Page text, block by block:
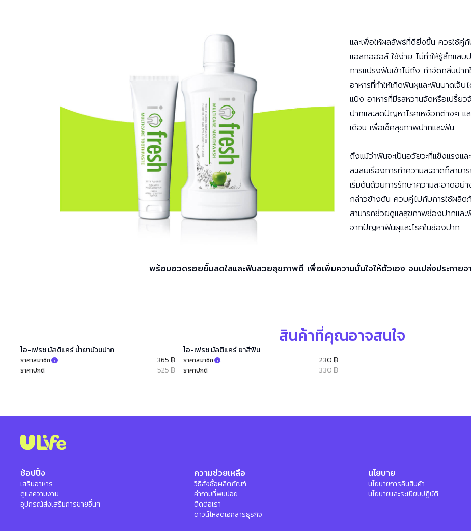
และเพื่อให้ผลลัพธ์ที่ดียิ่งขึ้น ควรใช้คู่
แอลกอฮอล์ ใช้ง่าย ไม่ทำให้รู้สึกแส
การแปรงฟันเข้าไม่ถึง กำจัดกลิ่นปา
อาหารที่ทำให้เกิดฟันผุและฟันบาดเจ็
แป้ง อาหารที่มีรสหวานจัดหรือเปรี้
ปากและลดปัญหาโรคเหงือกต่างๆ แ
เดือน เพื่อเช็คสุขภาพปากและฟัน
ถึงแม้ว่าฟันจะเป็นอวัยวะที่แข็งแรงแ
ละเลยเรื่องการทำความสะอาดก็สา
เริ่มต้นด้วยการรักษาความสะอาดอ
กล่าวข้างต้น ควบคู่ไปกับการใช้ผลิ
สามารถช่วยดูแลสุขภาพช่องปากแล
จากปัญหาฟันผุและโรคในช่องปาก
พร้อมอวดรอยยิ้มสดใสและฟันสวยสุขภาพดี เพื่อเพิ่มความมั่นใจให้ตัวเอง จนเปล่งประกายจ
สินค้าที่คุณอาจสนใจ
ไอ-เฟรช มัลติแคร์ น้ำยาบ้วนปาก
ราคาสมาชิก 365 ฿
ราคาปกติ 525 ฿
ไอ-เฟรช มัลติแคร์ ยาสีฟัน
ราคาสมาชิก 230 ฿
ราคาปกติ 330 ฿
ช้อปปิ้ง
เสริมอาหาร
ดูแลความงาม
อุปกรณ์ส่งเสริมการขายอื่นๆ
ความช่วยเหลือ
วิธีสั่งซื้อผลิตภัณฑ์
คำถามที่พบบ่อย
ติดต่อเรา
ดาวน์โหลดเอกสารธุรกิจ
นโยบาย
นโยบายการคืนสินค้า
นโยบายและระเบียบปฏิบัติ